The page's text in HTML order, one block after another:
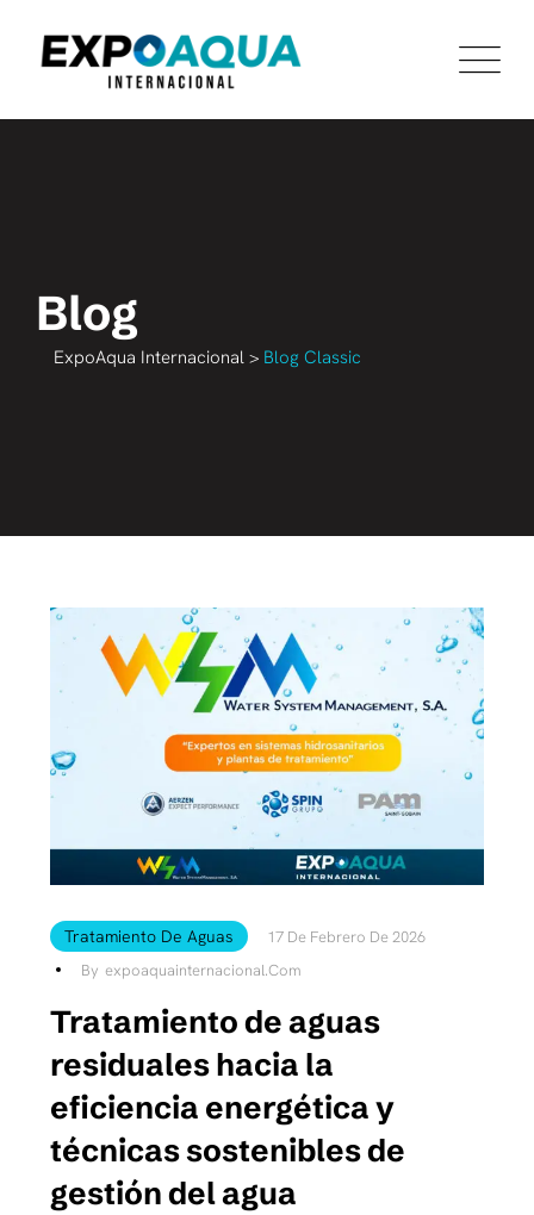
Blog
ExpoAqua Internacional > Blog Classic
Tratamiento De Aguas
17 De Febrero De 2026
By Expoaquainternacional.com
Tratamiento de aguas
residuales hacia la
eficiencia energética y
técnicas sostenibles de
gestión del agua